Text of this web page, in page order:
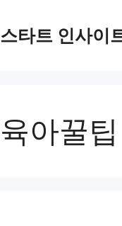
스타트 인사이
육아꿀팁